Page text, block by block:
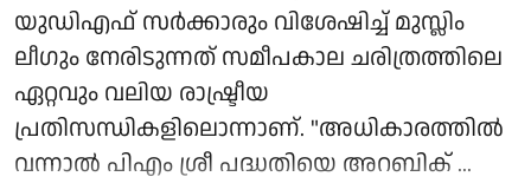
യുഡിഎഫ് സർക്കാരും വിശേഷിച്ച് മുസ്ലിം
ലീഗും നേരിടുന്നത് സമീപകാല ചരിത്രത്തിലെ
ഏറ്റവും വലിയ രാഷ്ട്രീയ
പ്രതിസന്ധികളിലൊന്നാണ്. "അധികാരത്തിൽ
വന്നാൽ പിഎം ശ്രീ പദ്ധതിയെ അറബിക് ...